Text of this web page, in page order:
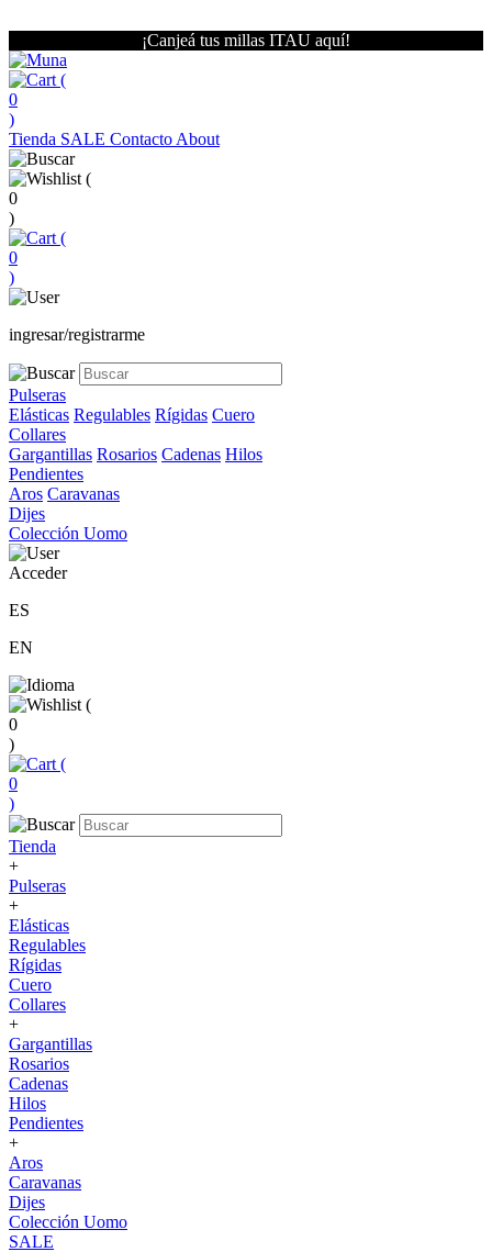
¡Canjeá tus millas ITAU aquí!
(
0
)
Tienda SALE Contacto About
(
0
)
(
0
)
ingresar/registrarme
Pulseras
Elásticas Regulables Rígidas Cuero
Collares
Gargantillas Rosarios Cadenas Hilos
Pendientes
Aros Caravanas
Dijes
Colección Uomo
Acceder
ES
EN
(
0
)
(
0
)
Tienda
+
Pulseras
+
Elásticas
Regulables
Rígidas
Cuero
Collares
+
Gargantillas
Rosarios
Cadenas
Hilos
Pendientes
+
Aros
Caravanas
Dijes
Colección Uomo
SALE